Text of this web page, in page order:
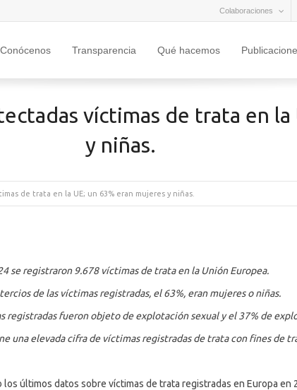
Colaboraciones
Conócenos Transparencia Qué hacemos
víctimas de trata en la
y niñas.
de trata en la UE; un 63% eran mujeres y niñas.
se registraron 9.678 víctimas de trata en la Unión Europea.
de las víctimas registradas, el 63%, eran mujeres o niñas.
registradas fueron objeto de explotación sexual y el 37% de
una elevada cifra de víctimas registradas de trata con fines de
últimos datos sobre víctimas de trata registradas en Europa en